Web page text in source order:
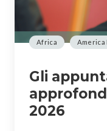
Africa America
Gli
2026